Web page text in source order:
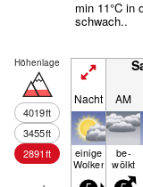
min 11°C in
schwach..
Höhenlage
4019ft
3455ft
2891ft
Nacht AM
einige
Wolken
be­
wölkt